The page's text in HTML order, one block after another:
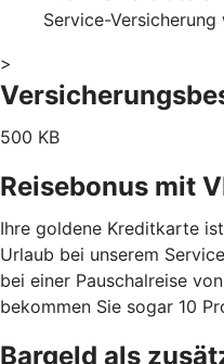
Service-
>
500 KB
Reisebonus mit
Ihre goldene Kreditkarte
Urlaub bei unserem
bei einer Pauschalreise
bekommen Sie sogar 10
Bargeld als